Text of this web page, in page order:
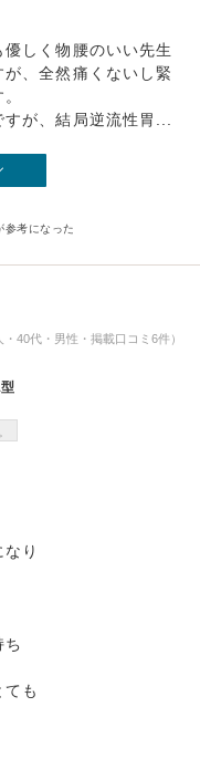
しく物腰のいい先生
、全然痛くないし緊
が、結局逆流性胃...
参考になった
40代・男性・掲載口コミ6件）
り
ち
も